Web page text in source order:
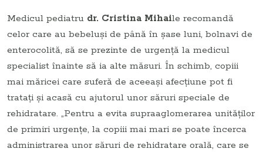
Medicul pediatru dr. Cristina Mihaile recomandă
celor care au bebeluşi de până în şase luni, bolnavi de
enterocolită, să se prezinte de urgenţă la medicul
specialist înainte să ia alte măsuri. În schimb, copiii
mai măricei care suferă de aceeaşi afecţiune pot fi
trataţi şi acasă cu ajutorul unor săruri speciale de
rehidratare. „Pentru a evita supraaglomerarea unităţilor
de primiri urgenţe, la copiii mai mari se poate încerca
administrarea unor săruri de rehidratare orală, care se